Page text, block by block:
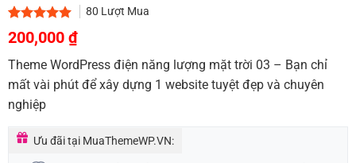
5.00trên 5
dựa trên
1
80 Lượt Mua
Giá
gốc
là:
900,000 ₫.
200,000 ₫Giá
hiện
tại
Theme WordPress điện năng lượng mặt trời 03 – Bạn chỉ
mất vài phút để xây dựng 1 website tuyệt đẹp và chuyên
nghiệp
Ưu đãi tại MuaThemeWP.VN: